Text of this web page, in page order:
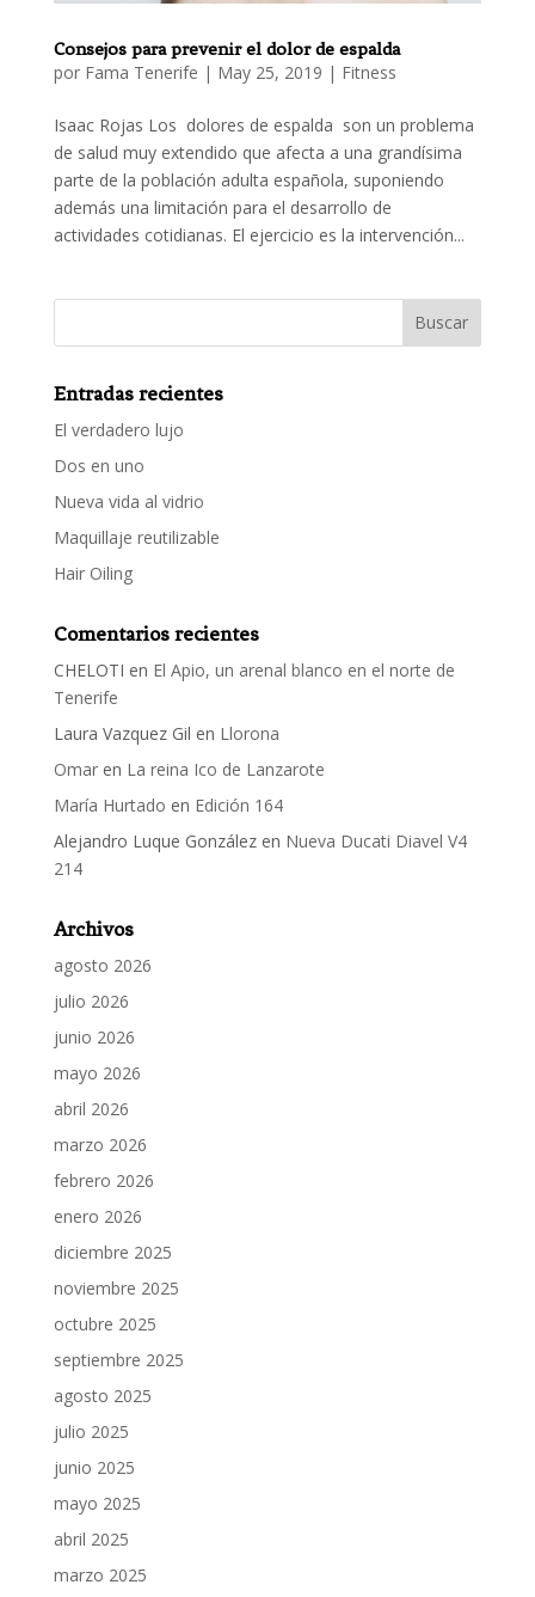
Consejos para prevenir el dolor de espalda
por Fama Tenerife | May 25, 2019 | Fitness
Isaac Rojas Los dolores de espalda son un problema
de salud muy extendido que afecta a una grandísima
parte de la población adulta española, suponiendo
además una limitación para el desarrollo de
actividades cotidianas. El ejercicio es la intervención...
Entradas recientes
El verdadero lujo
Dos en uno
Nueva vida al vidrio
Maquillaje reutilizable
Hair Oiling
Comentarios recientes
CHELOTI en El Apio, un arenal blanco en el norte de
Tenerife
Laura Vazquez Gil en Llorona
Omaren La reina Ico de Lanzarote
María Hurtado en Edición 164
Alejandro Luque Gonzálezen Nueva Ducati Diavel V4
214
Archivos
agosto 2026
julio 2026
junio 2026
mayo 2026
abril 2026
marzo 2026
febrero 2026
enero 2026
diciembre 2025
noviembre 2025
octubre 2025
septiembre 2025
agosto 2025
julio 2025
junio 2025
mayo 2025
abril 2025
marzo 2025